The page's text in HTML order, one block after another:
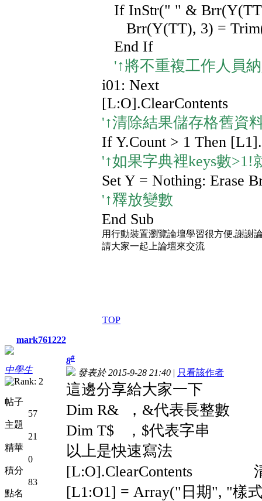
If InStr(" " &
Brr(Y(TT), 3) =
End If
'↑將不重複工作人員
i01: Next
[L:O].ClearContents
'↑清除結果儲存格舊資
If Y.Count > 1 Then
'↑如果字典裡keys數
Set Y = Nothing: Erase
'↑釋放變數
End Sub
用行動裝置瀏覽論壇學習很方便,謝謝
請大家一起上論壇來交流
TOP
mark761222
中學生
帖子
57
主題
21
精華
0
積分
83
點名
8#
發表於 2015-9-28 21:40 | 只看該作者
這邊分享給大家一下
Dim R& ，&代表長整數
Dim T$ ，$代表字串
以上是快速寫法
[L:O].ClearContents 清
[L1:O1] = Array("日期", "